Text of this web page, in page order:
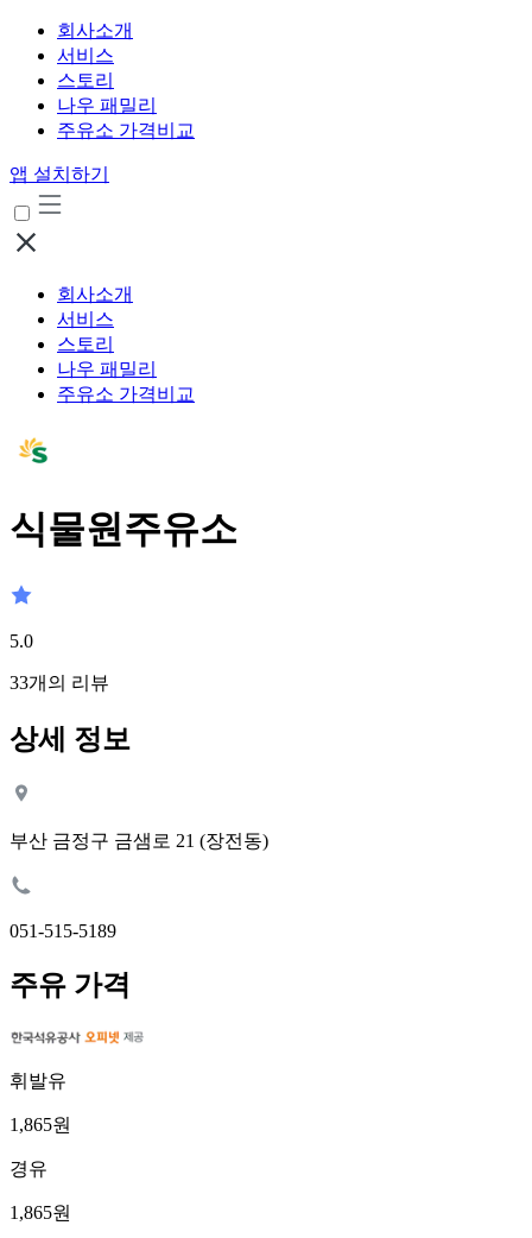
회사소개
서비스
스토리
나우 패밀리
주유소 가격비교
앱 설치하기
회사소개
서비스
스토리
나우 패밀리
주유소 가격비교
식물원주유소
5.0
33개의 리뷰
상세 정보
부산 금정구 금샘로 21 (장전동)
051-515-5189
주유 가격
휘발유
1,865원
경유
1,865원